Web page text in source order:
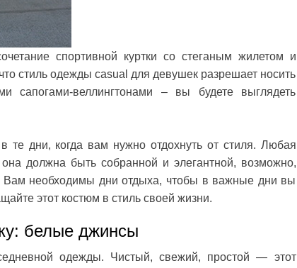
спортивной куртки со стеганым жилетом и
стиль одежды casual для девушек разрешает носить
сапогами-веллингтонами – вы будете выглядеть
дни, когда вам нужно отдохнуть от стиля. Любая
должна быть собранной и элегантной, возможно,
необходимы дни отдыха, чтобы в важные дни вы
этот костюм в стиль своей жизни.
белые джинсы
одежды. Чистый, свежий, простой — этот